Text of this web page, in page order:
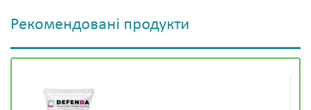
Рекомендовані продукти